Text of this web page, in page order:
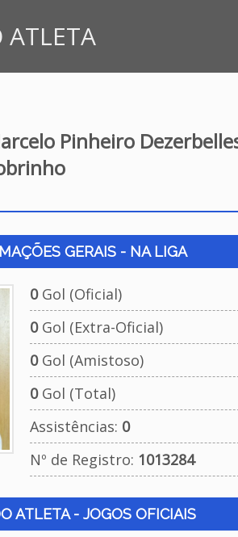
ATLETA
Pinheiro
GERAIS - NA LIGA
0Gol (Oficial)
0Gol (Extra-Oficial)
0Gol (Amistoso)
0Gol (Total)
Assistências: 0
Nº de Registro: 1013284
ATLETA - JOGOS OFICIAIS